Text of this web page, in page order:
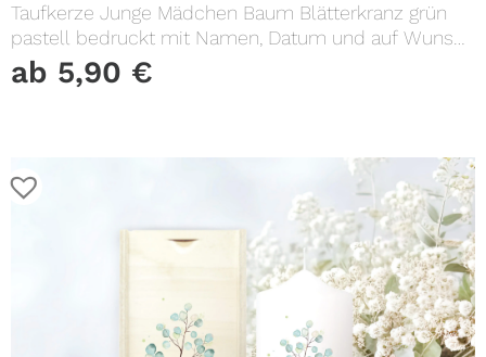
Taufkerze Junge Mädchen Baum Blätterkranz grün
pastell bedruckt mit Namen, Datum und auf Wunsch
eigenem, vorgegebenem oder keinem Taufspruch
ab 5,90 €